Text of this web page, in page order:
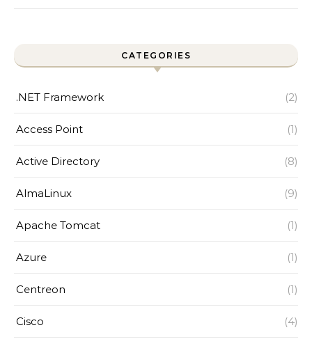
CATEGORIES
.NET Framework (2)
Access Point (1)
Active Directory (8)
AlmaLinux (9)
Apache Tomcat (1)
Azure (1)
Centreon (1)
Cisco (4)